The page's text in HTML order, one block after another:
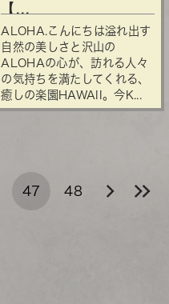
【...
ALOHA.こんにちは溢れ出す
自然の美しさと沢山の
ALOHAの心が、訪れる人々
の気持ちを満たしてくれる、
癒しの楽園HAWAII。今K...
47 48